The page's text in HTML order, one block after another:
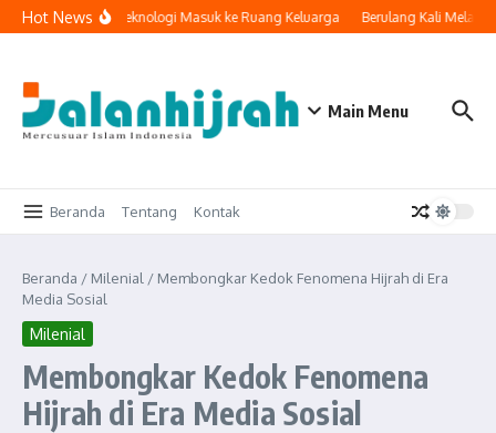
Lewati ke konten
Hot NewsKetika Teknologi Masuk ke Ruang Keluarga Berulang Kali
Main Menu
Beranda Tentang Kontak
Beranda / Milenial / Membongkar Kedok Fenomena Hijrah di Era
Media Sosial
Milenial
Membongkar Kedok Fenomena
Hijrah di Era Media Sosial